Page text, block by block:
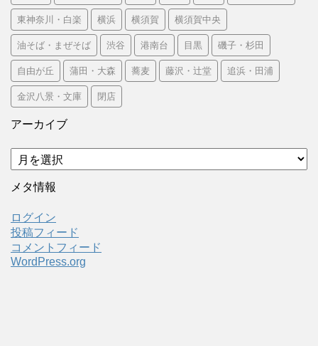
東神奈川・白楽 横浜 横須賀 横須賀中央
油そば・まぜそば 渋谷 港南台 目黒 磯子・杉田
自由が丘 蒲田・大森 蕎麦 藤沢・辻堂 追浜・田浦
金沢八景・文庫 閉店
アーカイブ
ア
ー
カ
ブ
メタ情報
ログイン
投稿フィード
コメントフィード
WordPress.org